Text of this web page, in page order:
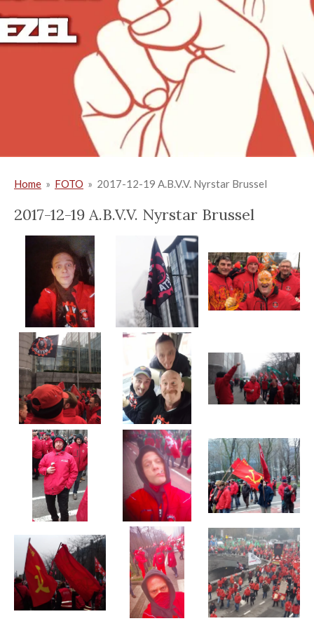
Home » FOTO » 2017-12-19 A.B.V.V. Nyrstar Brussel
2017-12-19 A.B.V.V. Nyrstar Brussel